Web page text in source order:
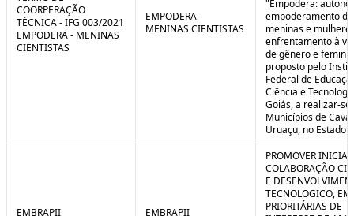
COORPERAÇÃO
TÉCNICA - IFG 003/2021
EMPODERA - MENINAS
CIENTISTAS
EMPODERA -
MENINAS CIENTISTAS
"Empodera:
empoderamento de
meninas e
enfrentamento à
de gênero e
proposto pelo
Federal de
Ciência e
Goiás, a realizar-se
Municípios de
Uruaçu, no Estado
EMBRAPII EMBRAPII
PROMOVER
COLABORAÇÃO
E
TECNOLOGICO, EM
PRIORITÁRIAS DE